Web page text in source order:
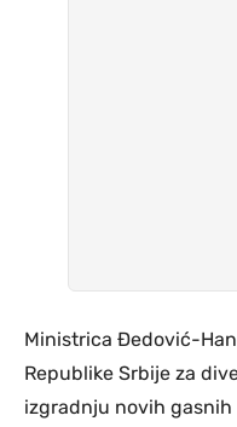
Ministrica Đedović-
Republike Srbije za
izgradnju novih